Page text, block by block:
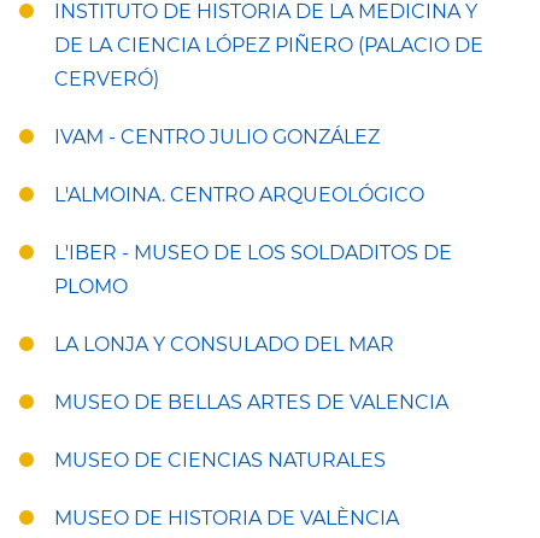
INSTITUTO DE HISTORIA DE LA MEDICINA Y
DE LA CIENCIA LÓPEZ PIÑERO (PALACIO DE
CERVERÓ)
IVAM - CENTRO JULIO GONZÁLEZ
L'ALMOINA. CENTRO ARQUEOLÓGICO
L'IBER - MUSEO DE LOS SOLDADITOS DE
PLOMO
LA LONJA Y CONSULADO DEL MAR
MUSEO DE BELLAS ARTES DE VALENCIA
MUSEO DE CIENCIAS NATURALES
MUSEO DE HISTORIA DE VALÈNCIA